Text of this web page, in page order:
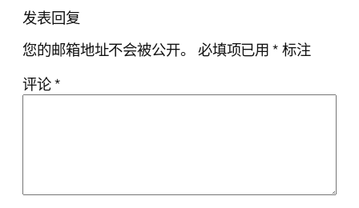
发表回复
您的邮箱地址不会被公开。 必填项已用*标注
评论*